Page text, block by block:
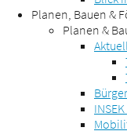
Planen, Bauen &
Planen &